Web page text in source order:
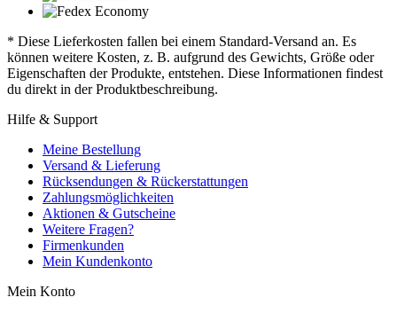
* Diese Lieferkosten fallen bei einem Standard-Versand an. Es
können weitere Kosten, z. B. aufgrund des Gewichts, Größe oder
Eigenschaften der Produkte, entstehen. Diese Informationen findest
du direkt in der Produktbeschreibung.
Hilfe & Support
Meine Bestellung
Versand & Lieferung
Rücksendungen & Rückerstattungen
Zahlungsmöglichkeiten
Aktionen & Gutscheine
Weitere Fragen?
Firmenkunden
Mein Kundenkonto
Mein Konto